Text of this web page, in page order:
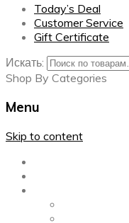
Today’s Deal
Customer Service
Gift Certificate
Искать:
Shop By Categories
Menu
Skip to content